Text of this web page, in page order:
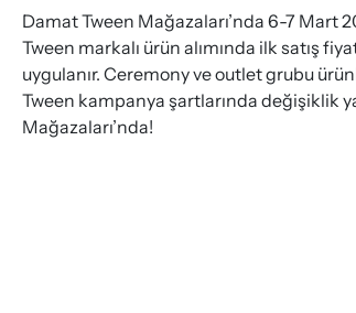
Damat Tween Mağazaları’nda 6-7 Mart
Tween markalı ürün alımında ilk satış
uygulanır. Ceremony ve outlet grubu
Tween kampanya şartlarında değişiklik
Mağazaları’nda!